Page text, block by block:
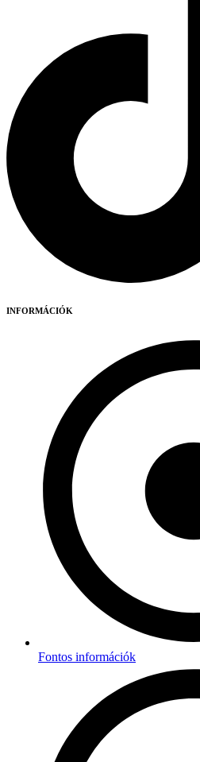
INFORMÁCIÓK
Fontos információk